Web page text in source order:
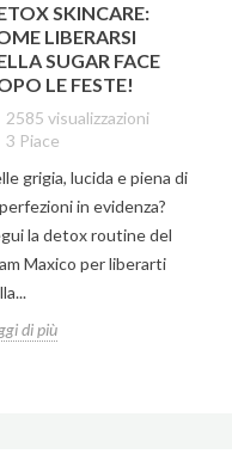
SKINCARE:
LIBERARSI
SUGAR FACE
LE FESTE!
2585 visualizzazioni
3 Piace
grigia, lucida e piena di
in evidenza?
la detox routine del
Maxico per liberarti
di più